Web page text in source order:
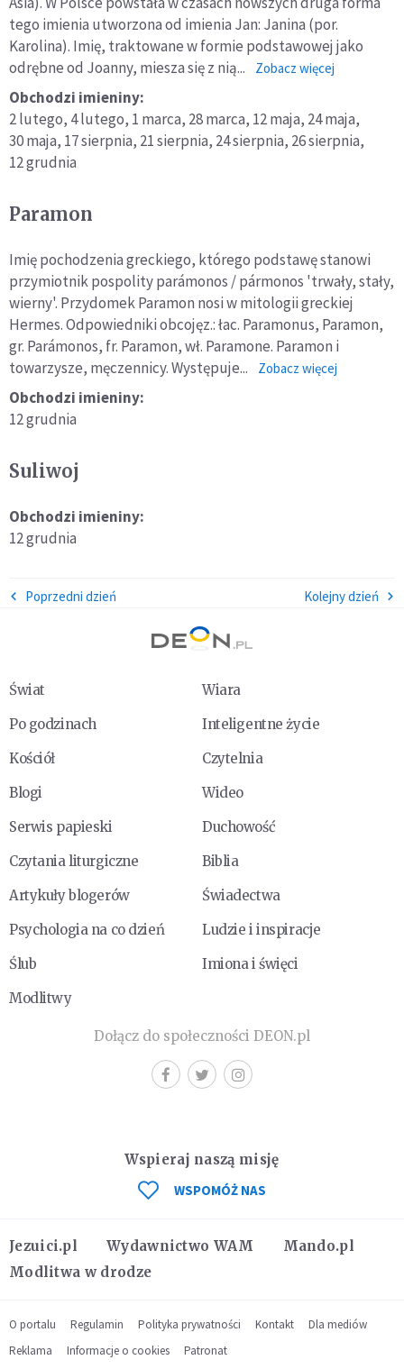
tego imienia utworzona od imienia Jan: Janina (por.
Karolina). Imię, traktowane w formie podstawowej jako
odrębne od Joanny, miesza się z nią...
Zobacz więcej
Obchodzi imieniny:
2 lutego, 4 lutego, 1 marca, 28 marca, 12 maja, 24 maja,
30 maja, 17 sierpnia, 21 sierpnia, 24 sierpnia, 26 sierpnia,
12 grudnia
Paramon
Imię pochodzenia greckiego, którego podstawę stanowi
przymiotnik pospolity parámonos / pármonos 'trwały, stały,
wierny'. Przydomek Paramon nosi w mitologii greckiej
Hermes. Odpowiedniki obcojęz.: łac. Paramonus, Paramon,
gr. Parámonos, fr. Paramon, wł. Paramone. Paramon i
towarzysze, męczennicy. Występuje...
Zobacz więcej
Obchodzi imieniny:
12 grudnia
Suliwoj
Obchodzi imieniny:
12 grudnia
Poprzedni dzień Kolejny dzień
Świat
Wiara
Po godzinach
Inteligentne życie
Kościół
Czytelnia
Blogi
Wideo
Serwis papieski
Duchowość
Czytania liturgiczne
Biblia
Artykuły blogerów
Świadectwa
Psychologia na co dzień
Ludzie i inspiracje
Ślub
Imiona i święci
Modlitwy
Dołącz do społeczności DEON.pl
Jezuici.pl Wydawnictwo WAM
Mando.pl
Modlitwa w drodze
Wspieraj naszą misję
WSPOMÓŻ NAS
O portalu Regulamin Polityka prywatności Kontakt
Dla mediów
Reklama
Informacje o cookies Patronat